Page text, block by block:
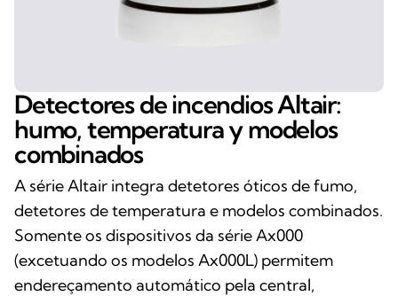
Detectores de incendios Altair:
humo, temperatura y modelos
combinados
A série Altair integra detetores óticos de fumo,
detetores de temperatura e modelos combinados.
Somente os dispositivos da série Ax000
(excetuando os modelos Ax000L) permitem
endereçamento automático pela central,